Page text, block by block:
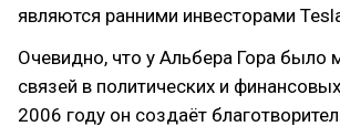
являются ранними инвесторами
Очевидно, что у Альбера Гора было
связей в политических и
2006 году он создаёт